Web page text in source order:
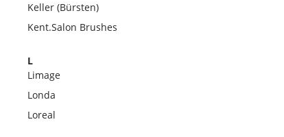
Keller (Bürsten)
Kent.Salon Brushes
L
Limage
Londa
Loreal